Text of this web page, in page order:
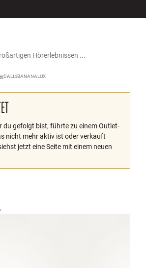
›
DALI4BANANALUX
du gefolgt bist, führte zu einem Outlet-
nicht mehr aktiv ist oder verkauft
jetzt eine Seite mit einem neuen